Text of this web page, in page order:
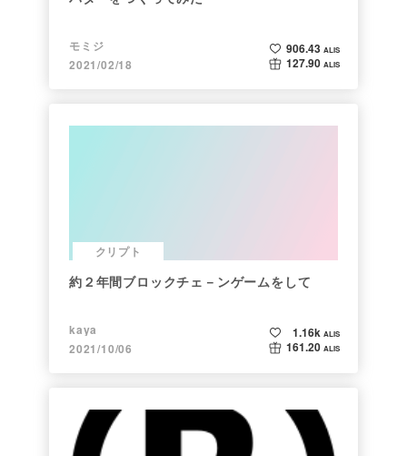
モミジ
2021/02/18
906.43 ALIS
127.90 ALIS
クリプト
約２年間ブロックチェ－ンゲームをして
kaya
2021/10/06
1.16k ALIS
161.20 ALIS